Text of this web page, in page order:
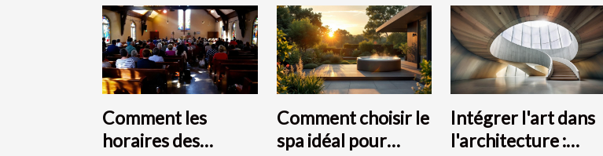
Comment les
horaires des
Comment choisir le
spa idéal pour
Intégrer l'art dans
l'architecture :